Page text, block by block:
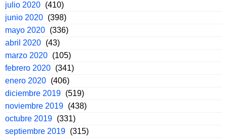
julio 2020 (410)
junio 2020 (398)
mayo 2020 (336)
abril 2020 (43)
marzo 2020 (105)
febrero 2020 (341)
enero 2020 (406)
diciembre 2019 (519)
noviembre 2019 (438)
octubre 2019 (331)
septiembre 2019 (315)